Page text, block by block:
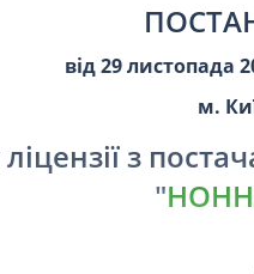
від 29 листопада
м.
з
"